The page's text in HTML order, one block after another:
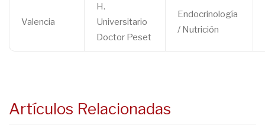
Valencia
H.
Universitario
Doctor Peset
Endocrinología
/ Nutrición
Artículos Relacionadas